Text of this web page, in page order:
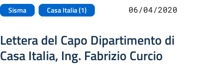
Sisma Casa Italia (1) 06/04/2020
Lettera del Capo Dipartimento di
Casa Italia, Ing. Fabrizio Curcio